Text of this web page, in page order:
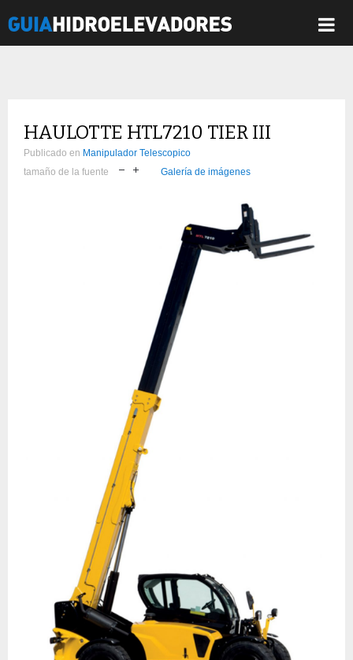
HAULOTTE HTL7210 TIER III
Publicado en Manipulador Telescopico
tamaño de la fuente
Galería de imágenes